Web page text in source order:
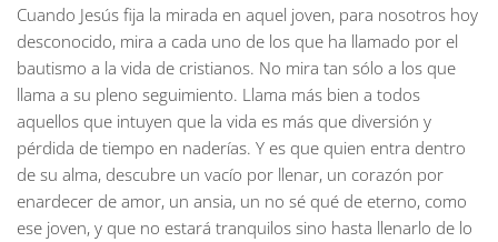
Cuando Jesús fija la mirada en aquel joven, para nosotros hoy
desconocido, mira a cada uno de los que ha llamado por el
bautismo a la vida de cristianos. No mira tan sólo a los que
llama a su pleno seguimiento. Llama más bien a todos
aquellos que intuyen que la vida es más que diversión y
pérdida de tiempo en naderías. Y es que quien entra dentro
de su alma, descubre un vacío por llenar, un corazón por
enardecer de amor, un ansia, un no sé qué de eterno, como
ese joven, y que no estará tranquilos sino hasta llenarlo de lo